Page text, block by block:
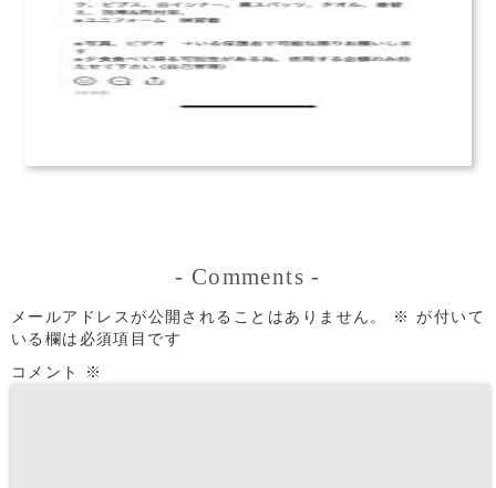
- Comments -
メールアドレスが公開されることはありません。 ※ が付いて
いる欄は必須項目です
コメント
※